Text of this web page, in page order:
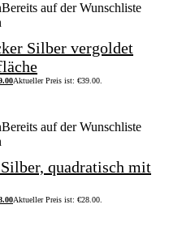
Bereits auf der Wunschliste
Silber vergoldet
Aktueller Preis ist: €39.00.
Bereits auf der Wunschliste
quadratisch mit
Aktueller Preis ist: €28.00.